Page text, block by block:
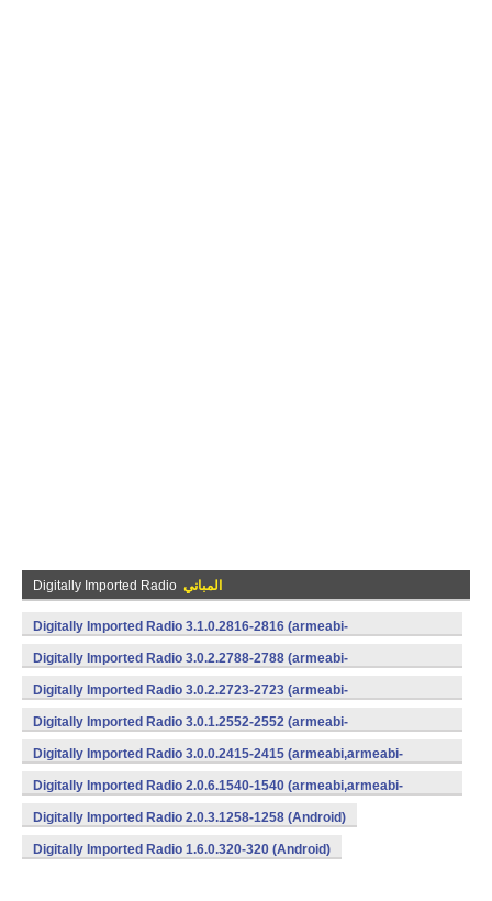
Digitally Imported Radio المباني
Digitally Imported Radio 3.1.0.2816-2816 (armeabi-
v7a,x86) (Android)
Digitally Imported Radio 3.0.2.2788-2788 (armeabi-
v7a,x86) (Android)
Digitally Imported Radio 3.0.2.2723-2723 (armeabi-
v7a,x86) (Android)
Digitally Imported Radio 3.0.1.2552-2552 (armeabi-
v7a,x86) (Android)
Digitally Imported Radio 3.0.0.2415-2415 (armeabi,armeabi-
v7a,x86) (Android)
Digitally Imported Radio 2.0.6.1540-1540 (armeabi,armeabi-
v7a,x86) (Android)
Digitally Imported Radio 2.0.3.1258-1258 (Android)
Digitally Imported Radio 1.6.0.320-320 (Android)